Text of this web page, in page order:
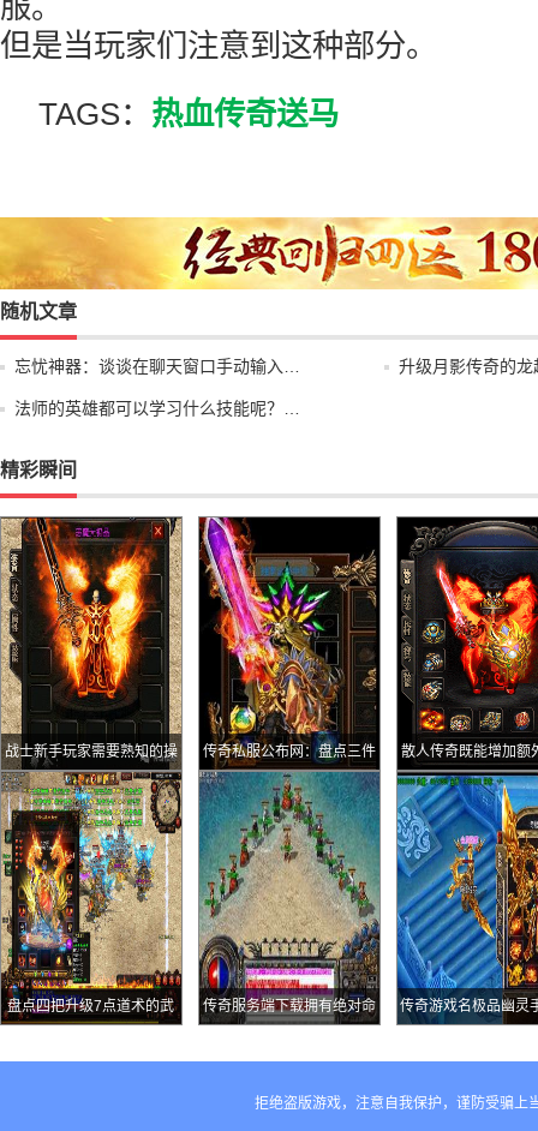
服。
但是当玩家们注意到这种部分。
TAGS： 热血传奇送马
随机文章
忘忧神器：谈谈在聊天窗口手动输入… 升级月影传奇的
法师的英雄都可以学习什么技能呢？…
精彩瞬间
战士新手玩家需要熟知的操
作
传奇私服公布网：盘点三件
大极品首饰佩戴时有多强修
理时候就有多心疼
散人传奇既能增加额
又能增加准确的低调
杀剑术
盘点四把升级7点道术的武 传奇服务端下载拥有绝对命 传奇游戏名极品幽灵
拒绝盗版游戏，注意自我保护，谨防受骗上